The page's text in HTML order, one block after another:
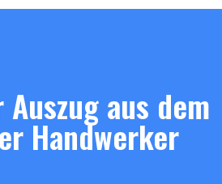
aus dem
Handwerker